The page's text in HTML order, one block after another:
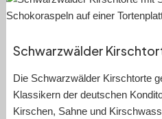
Schwarzwälder
Die Schwarzwälder Kirschtorte
Klassikern der deutschen
Kirschen, Sahne und